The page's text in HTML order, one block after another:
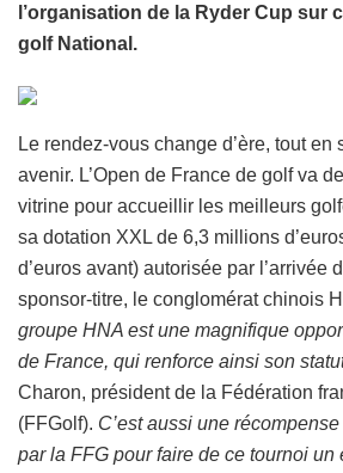
l’organisation de la Ryder Cup sur
golf National.
Le rendez-vous change d’ère, tout en
avenir. L’Open de France de golf va
vitrine pour accueillir les meilleurs
sa dotation XXL de 6,3 millions
d’euros avant) autorisée par l’arrivée
sponsor-titre, le conglomérat chinois
groupe HNA est une magnifique
de France, qui renforce ainsi son
Charon, président de la Fédération
(FFGolf). C’est aussi une
par la FFG pour faire de ce tournoi un